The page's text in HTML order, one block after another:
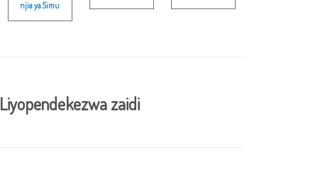
njia ya Simu
Liyopendekezwa zaidi